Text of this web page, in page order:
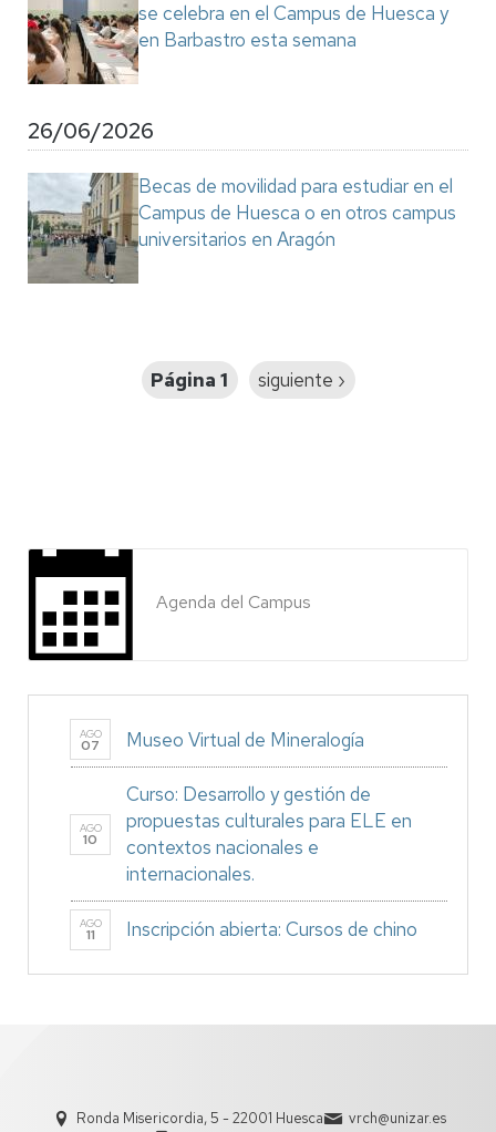
se celebra en el Campus de Huesca y
en Barbastro esta semana
26/06/2026
Becas de movilidad para estudiar en el
Campus de Huesca o en otros campus
universitarios en Aragón
Página 1
Siguiente
siguiente ›
Agenda del Campus
AGO
07 Museo Virtual de Mineralogía
AGO
10
Curso: Desarrollo y gestión de
propuestas culturales para ELE en
contextos nacionales e
internacionales.
AGO
11 Inscripción abierta: Cursos de chino
Ronda Misericordia, 5 - 22001 Huesca
vrch@unizar.es